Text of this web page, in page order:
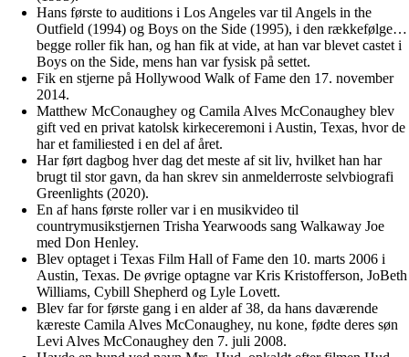
Hans første to auditions i Los Angeles var til Angels in the
Outfield (1994) og Boys on the Side (1995), i den rækkefølge…
begge roller fik han, og han fik at vide, at han var blevet castet i
Boys on the Side, mens han var fysisk på settet.
Fik en stjerne på Hollywood Walk of Fame den 17. november
2014.
Matthew McConaughey og Camila Alves McConaughey blev
gift ved en privat katolsk kirkeceremoni i Austin, Texas, hvor de
har et familiested i en del af året.
Har ført dagbog hver dag det meste af sit liv, hvilket han har
brugt til stor gavn, da han skrev sin anmelderroste selvbiografi
Greenlights (2020).
En af hans første roller var i en musikvideo til
countrymusikstjernen Trisha Yearwoods sang Walkaway Joe
med Don Henley.
Blev optaget i Texas Film Hall of Fame den 10. marts 2006 i
Austin, Texas. De øvrige optagne var Kris Kristofferson, JoBeth
Williams, Cybill Shepherd og Lyle Lovett.
Blev far for første gang i en alder af 38, da hans daværende
kæreste Camila Alves McConaughey, nu kone, fødte deres søn
Levi Alves McConaughey den 7. juli 2008.